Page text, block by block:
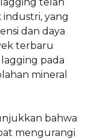
yang
dan daya
terbaru
pada
mineral
bahwa
mengurangi